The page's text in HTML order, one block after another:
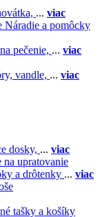
... viac
Náradie a pomôcky
pečenie, ... viac
vandle, ... viac
dosky, ... viac
na upratovanie
a drôtenky ... viac
tašky a košíky